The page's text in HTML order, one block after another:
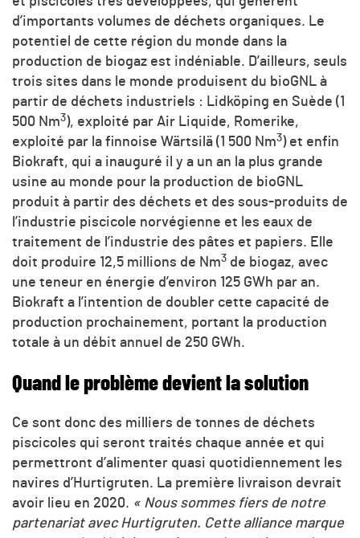
d’importants volumes de déchets organiques. Le
potentiel de cette région du monde dans la
production de biogaz est indéniable. D’ailleurs, seuls
trois sites dans le monde produisent du bioGNL à
partir de déchets industriels : Lidköping en Suède (1
500 Nm3), exploité par Air Liquide, Romerike,
exploité par la finnoise Wärtsilä (1 500 Nm3) et enfin
Biokraft, qui a inauguré il y a un an la plus grande
usine au monde pour la production de bioGNL
produit à partir des déchets et des sous-produits de
l’industrie piscicole norvégienne et les eaux de
traitement de l’industrie des pâtes et papiers. Elle
doit produire 12,5 millions de Nm3 de biogaz, avec
une teneur en énergie d’environ 125 GWh par an.
Biokraft a l’intention de doubler cette capacité de
production prochainement, portant la production
totale à un débit annuel de 250 GWh.
Quand le problème devient la solution
Ce sont donc des milliers de tonnes de déchets
piscicoles qui seront traités chaque année et qui
permettront d’alimenter quasi quotidiennement les
navires d’Hurtigruten. La première livraison devrait
avoir lieu en 2020. « Nous sommes fiers de notre
partenariat avec Hurtigruten. Cette alliance marque